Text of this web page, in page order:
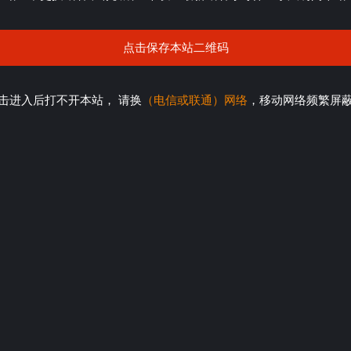
点击保存本站二维码
进入后打不开本站， 请换 （电信或联通）网络 ，移动网络频繁屏